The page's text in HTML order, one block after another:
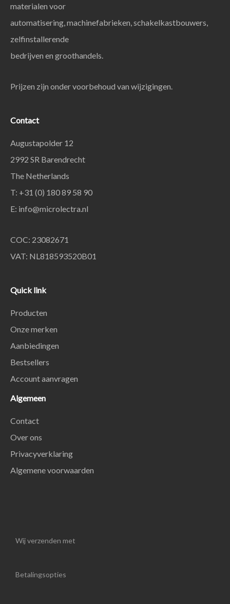
materialen voor
automatisering, machinefabrieken, schakelkastbouwers,
zelfinstallerende
bedrijven en groothandels.
Prijzen zijn onder voorbehoud van wijzigingen.
Contact
Augustapolder 12
2992 SR Barendrecht
The Netherlands
T: +31 (0) 180 89 58 90
E: info@microlectra.nl
COC: 23082671
VAT: NL818593520B01
Quick link
Producten
Onze merken
Aanbiedingen
Bestsellers
Account aanvragen
Algemeen
Contact
Over ons
Privacyverklaring
Algemene voorwaarden
Wij verzenden met
Betalingsopties